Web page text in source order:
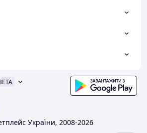
України, 2008-2026